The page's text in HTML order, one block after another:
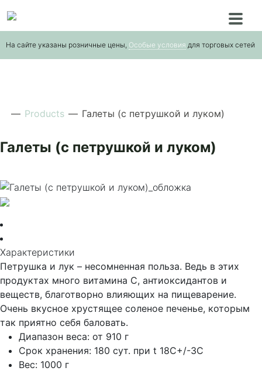
to
the
content
На сайте указаны розничные цены, Особые условия для торговых сетей
— Products — Галеты (с петрушкой и луком)
Галеты (с петрушкой и луком)
Характеристики
Петрушка и лук – несомненная польза. Ведь в этих
продуктах много витамина С, антиоксидантов и
веществ, благотворно влияющих на пищеварение.
Очень вкусное хрустящее соленое печенье, которым
так приятно себя баловать.
Диапазон веса: от 910 г
Срок хранения: 180 сут. при t 18C+/-3C
Вес: 1000 г